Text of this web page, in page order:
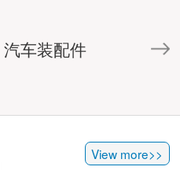
汽车装配件
View more>>